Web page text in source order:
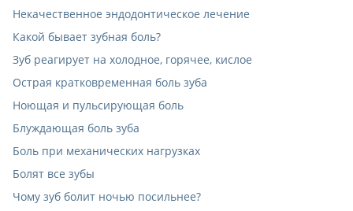
Некачественное эндодонтическое лечение
Какой бывает зубная боль?
Зуб реагирует на холодное, горячее, кислое
Острая кратковременная боль зуба
Ноющая и пульсирующая боль
Блуждающая боль зуба
Боль при механических нагрузках
Болят все зубы
Чому зуб болит ночью посильнее?